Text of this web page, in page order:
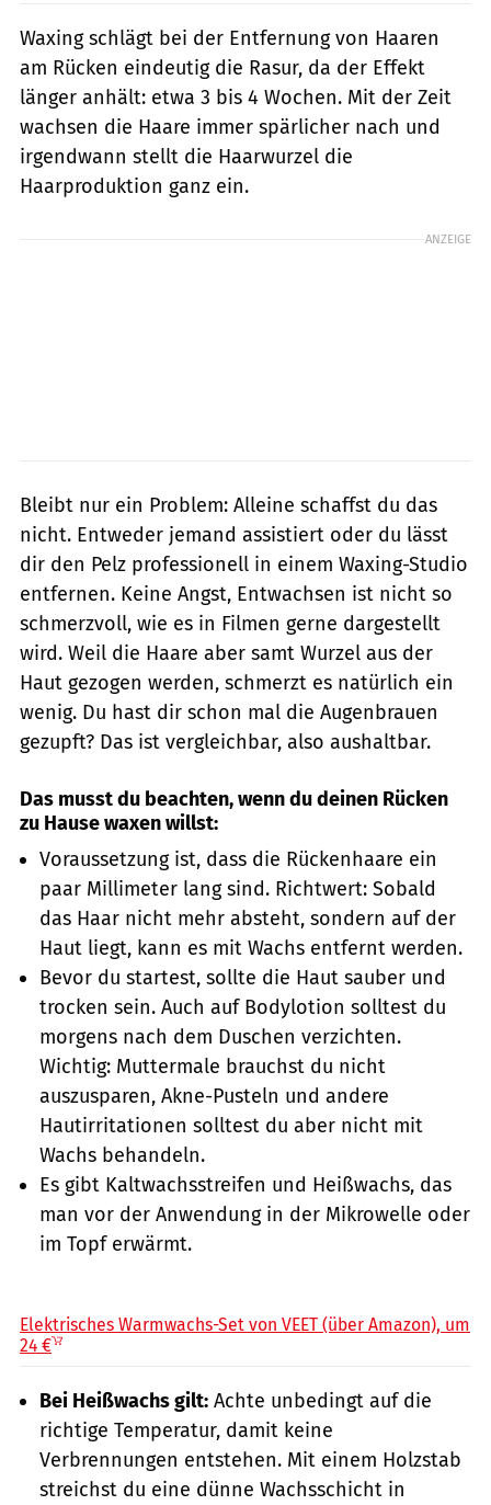
Waxing schlägt bei der Entfernung von Haaren
am Rücken eindeutig die Rasur, da der Effekt
länger anhält: etwa 3 bis 4 Wochen. Mit der Zeit
wachsen die Haare immer spärlicher nach und
irgendwann stellt die Haarwurzel die
Haarproduktion ganz ein.
ANZEIGE
Bleibt nur ein Problem: Alleine schaffst du das
nicht. Entweder jemand assistiert oder du lässt
dir den Pelz professionell in einem Waxing-Studio
entfernen. Keine Angst, Entwachsen ist nicht so
schmerzvoll, wie es in Filmen gerne dargestellt
wird. Weil die Haare aber samt Wurzel aus der
Haut gezogen werden, schmerzt es natürlich ein
wenig. Du hast dir schon mal die Augenbrauen
gezupft? Das ist vergleichbar, also aushaltbar.
Das musst du beachten, wenn du deinen Rücken
zu Hause waxen willst:
Voraussetzung ist, dass die Rückenhaare ein
paar Millimeter lang sind. Richtwert: Sobald
das Haar nicht mehr absteht, sondern auf der
Haut liegt, kann es mit Wachs entfernt werden.
Bevor du startest, sollte die Haut sauber und
trocken sein. Auch auf Bodylotion solltest du
morgens nach dem Duschen verzichten.
Wichtig: Muttermale brauchst du nicht
auszusparen, Akne-Pusteln und andere
Hautirritationen solltest du aber nicht mit
Wachs behandeln.
Es gibt Kaltwachsstreifen und Heißwachs, das
man vor der Anwendung in der Mikrowelle oder
im Topf erwärmt.
Elektrisches Warmwachs-Set von VEET (über Amazon), um
24 €
Bei Heißwachs gilt: Achte unbedingt auf die
richtige Temperatur, damit keine
Verbrennungen entstehen. Mit einem Holzstab
streichst du eine dünne Wachsschicht in